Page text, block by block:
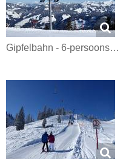
Gipfelbahn - 6-persoons…